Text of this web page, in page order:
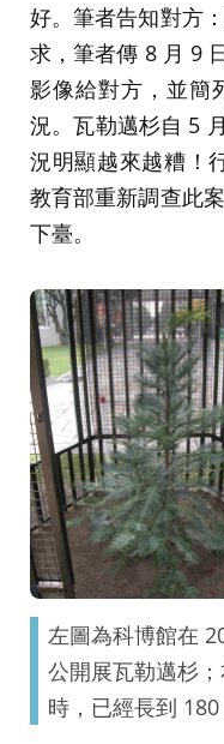
好。筆者告知對方
求，筆者傳 8 月 9
影像給對方，並簡
況。瓦勒邁杉自 5
況明顯越來越糟！
教育部重新調查此
下臺。
左圖為科博館在
公開展瓦勒邁杉
時，已經長到 180